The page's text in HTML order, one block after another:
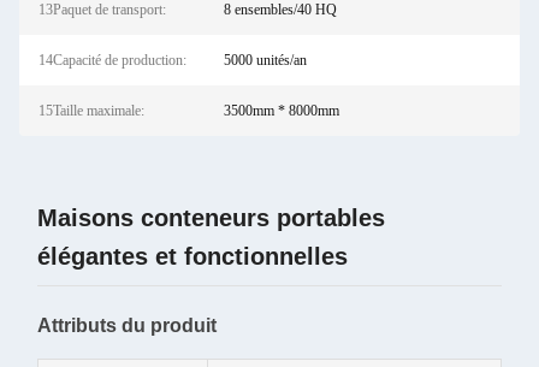
13Paquet de transport: 8 ensembles/40 HQ
14Capacité de production: 5000 unités/an
15Taille maximale: 3500mm * 8000mm
Maisons conteneurs portables
élégantes et fonctionnelles
Attributs du produit